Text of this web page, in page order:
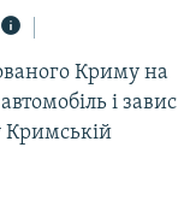
Криму на
і завис
Кримській